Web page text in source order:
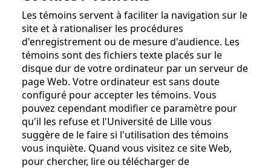
Les témoins servent à faciliter la navigation sur le
site et à rationaliser les procédures
d'enregistrement ou de mesure d'audience. Les
témoins sont des fichiers texte placés sur le
disque dur de votre ordinateur par un serveur de
page Web. Votre ordinateur est sans doute
configuré pour accepter les témoins. Vous
pouvez cependant modifier ce paramètre pour
qu'il les refuse et l'Université de Lille vous
suggère de le faire si l'utilisation des témoins
vous inquiète. Quand vous visitez ce site Web,
pour chercher, lire ou télécharger de